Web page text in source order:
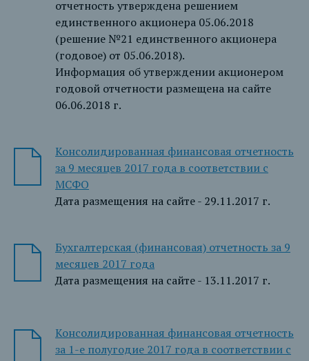
отчетность утверждена решением
единственного акционера 05.06.2018
(решение №21 единственного акционера
(годовое) от 05.06.2018).
Информация об утверждении акционером
годовой отчетности размещена на сайте
06.06.2018 г.
Консолидированная финансовая отчетность
за 9 месяцев 2017 года в соответствии с
МСФО
Дата размещения на сайте - 29.11.2017 г.
Бухгалтерская (финансовая) отчетность за 9
месяцев 2017 года
Дата размещения на сайте - 13.11.2017 г.
Консолидированная финансовая отчетность
за 1-е полугодие 2017 года в соответствии с